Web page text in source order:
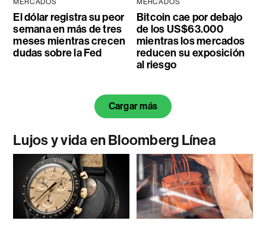
El dólar registra su peor
semana en más de tres
meses mientras crecen
dudas sobre la Fed
Bitcoin cae por debajo
de los US$63.000
mientras los mercados
reducen su exposición
al riesgo
Cargar más
Lujos y vida en Bloomberg Línea